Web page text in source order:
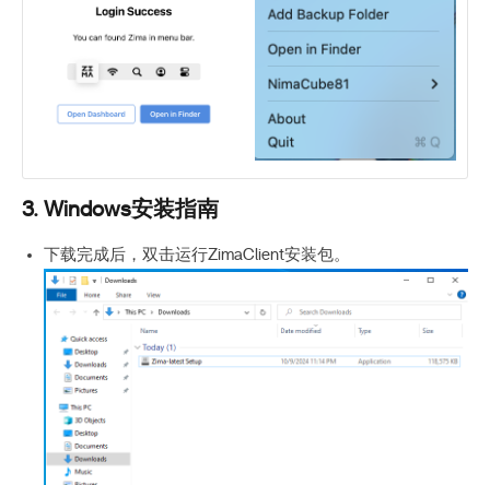
3. Windows安装指南
下载完成后，双击运行ZimaClient安装包。